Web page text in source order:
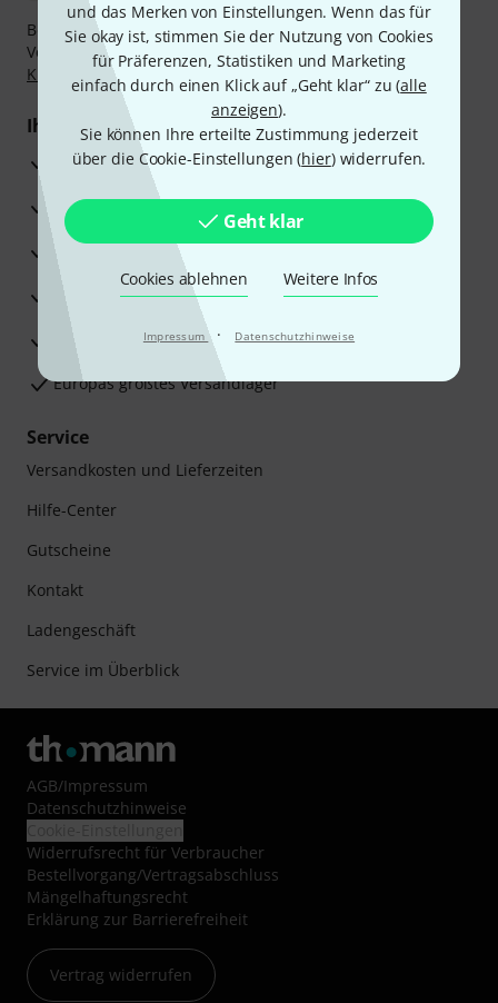
und das Merken von Einstellungen. Wenn das für
Sie okay ist, stimmen Sie der Nutzung von Cookies
für Präferenzen, Statistiken und Marketing
einfach durch einen Klick auf „Geht klar“ zu (alle
anzeigen).
Sie können Ihre erteilte Zustimmung jederzeit
über die Cookie-Einstellungen (hier) widerrufen.
Geht klar
Cookies ablehnen Weitere Infos
Impressum · Datenschutzhinweise
Bezahlen Sie vertraulich und sicher per Nachnahme,
Vorkasse, PayPal, Amazon Pay, Klarna Sofort bezahlen
Klarna Ratenzahlungoder Kreditkarte.
Ihre Vorteile
3 Jahre Thomann Garantie
30 Tage Money-Back-Garantie
Reparaturservice
Beratung durch Fachexperten
Zufriedenheitsgarantie
Europas größtes Versandlager
Service
Versandkosten und Lieferzeiten
Hilfe-Center
Gutscheine
Kontakt
Ladengeschäft
Service im Überblick
AGB/Impressum
Datenschutzhinweise
Widerrufsrecht für Verbraucher
Bestellvorgang/Vertragsabschluss
Mängelhaftungsrecht
Erklärung zur Barrierefreiheit
Vertrag widerrufen